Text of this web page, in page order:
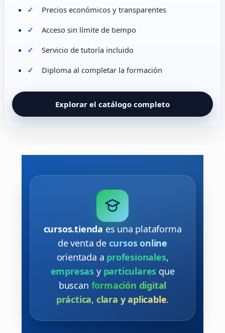
Precios económicos y transparentes
Acceso sin límite de tiempo
Servicio de tutoría incluido
Diploma al completar la formación
Explorar el catálogo completo
cursos.tienda es una plataforma
de venta de cursos online
orientada a profesionales,
empresas y particulares que
buscan formación digital
práctica, clara y aplicable.